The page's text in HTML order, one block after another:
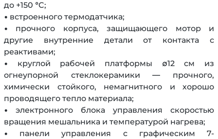
до +150 °C;
• встроенного термодатчика;
• прочного корпуса, защищающего мотор и
другие внутренние детали от контакта с
реактивами;
• круглой рабочей платформы ∅12 см из
огнеупорной стеклокерамики — прочного,
химически стойкого, немагнитного и хорошо
проводящего тепло материала;
• электронного блока управления скоростью
вращения мешальника и температурой нагрева;
• панели управления с графическим 7-